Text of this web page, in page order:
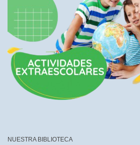
NUESTRA BIBLIOTECA